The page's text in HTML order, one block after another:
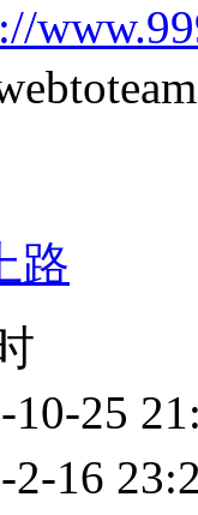
路
10-25
2-16